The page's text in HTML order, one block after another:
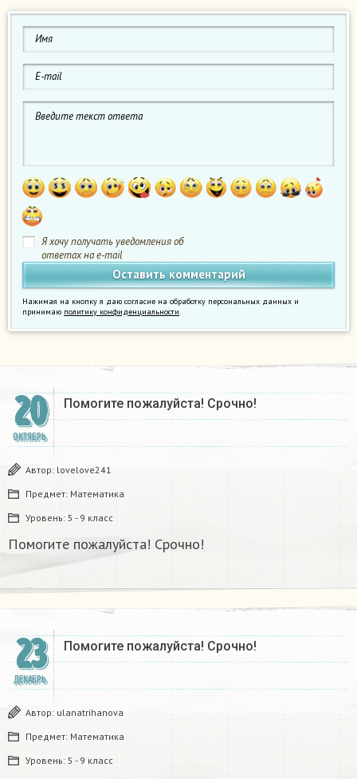
Я хочу получать уведомления об
ответах на e-mail
Нажимая на кнопку я даю согласие на обработку персональных данных и
принимаю политику конфиденциальности.
20
ОКТЯБРЬ
Помогите пожалуйста! Срочно!
Автор: lovelove241
Предмет: Математика
Уровень: 5 - 9 класс
Помогите пожалуйста! Срочно!
23
ДЕКАБРЬ
Помогите пожалуйста! Срочно!
Автор: ulanatrihanova
Предмет: Математика
Уровень: 5 - 9 класс